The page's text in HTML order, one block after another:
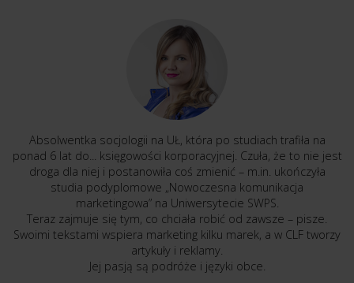
Absolwentka socjologii na UŁ, która po studiach trafiła na
ponad 6 lat do... księgowości korporacyjnej. Czuła, że to nie jest
droga dla niej i postanowiła coś zmienić – m.in. ukończyła
studia podyplomowe „Nowoczesna komunikacja
marketingowa” na Uniwersytecie SWPS.
Teraz zajmuje się tym, co chciała robić od zawsze – pisze.
Swoimi tekstami wspiera marketing kilku marek, a w CLF tworzy
artykuły i reklamy.
Jej pasją są podróże i języki obce.